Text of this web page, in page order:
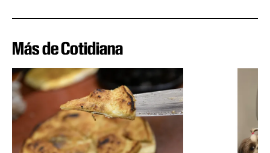
Más de Cotidiana